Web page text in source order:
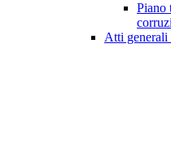
Piano
Atti generali